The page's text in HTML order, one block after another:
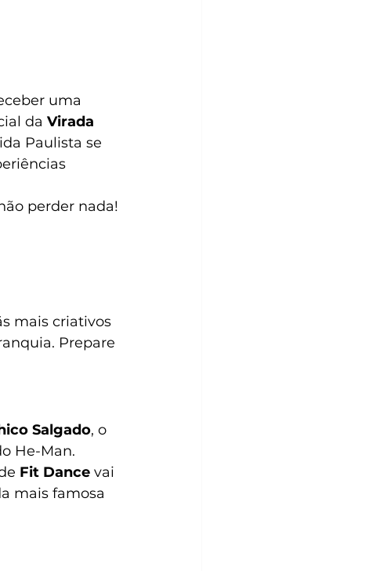
uma
da Virada
Paulista se
perder nada!
mais criativos
Prepare
Salgado, o
He-Man.
Fit Dance vai
mais famosa